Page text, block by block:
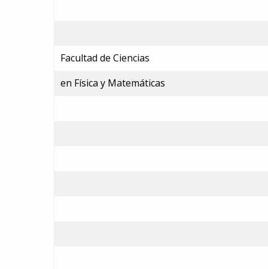
Facultad de Ciencias
en Física y Matemáticas